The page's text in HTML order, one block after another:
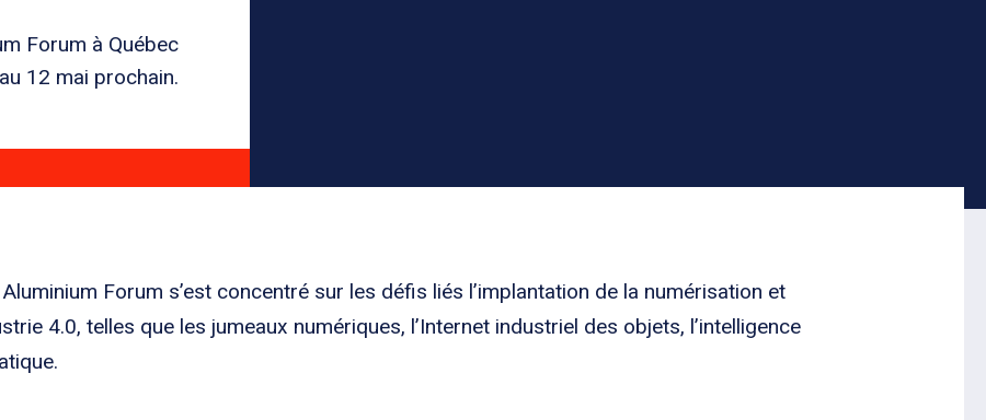
Forum à Québec
12 mai prochain.
Forum s’est concentré sur les défis liés l’implantation de la numérisation et
4.0, telles que les jumeaux numériques, l’Internet industriel des objets, l’intelligence